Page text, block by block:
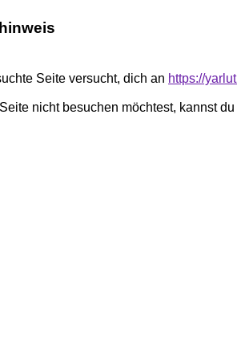
Seite versucht, dich an https://
nicht besuchen möchtest, kannst du